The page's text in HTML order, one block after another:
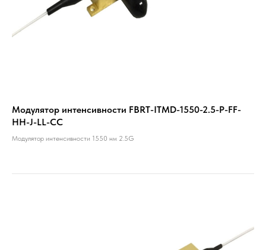
Модулятор интенсивности FBRT-ITMD-1550-2.5-P-FF-
HH-J-LL-CC
Модулятор интенсивности 1550 нм 2.5G